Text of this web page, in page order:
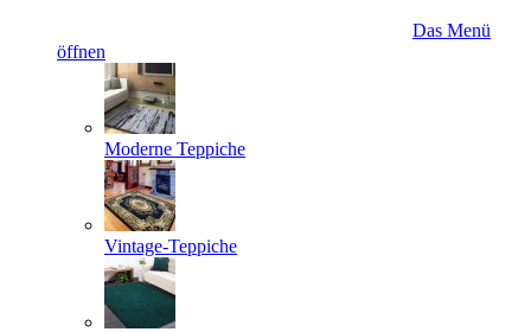
Das Menü
öffnen
Moderne Teppiche
Vintage-Teppiche